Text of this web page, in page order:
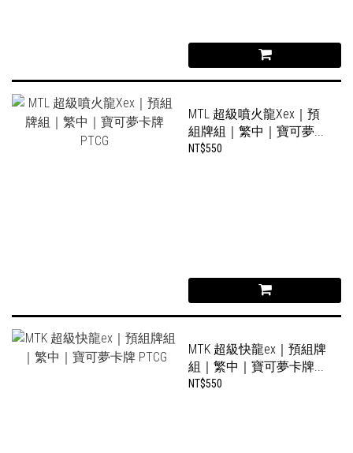
MTL 超級噴火龍Xex｜預
組牌組｜繁中｜寶可夢...
NT$550
MTK 超級快龍ex｜預組牌
組｜繁中｜寶可夢卡牌...
NT$550